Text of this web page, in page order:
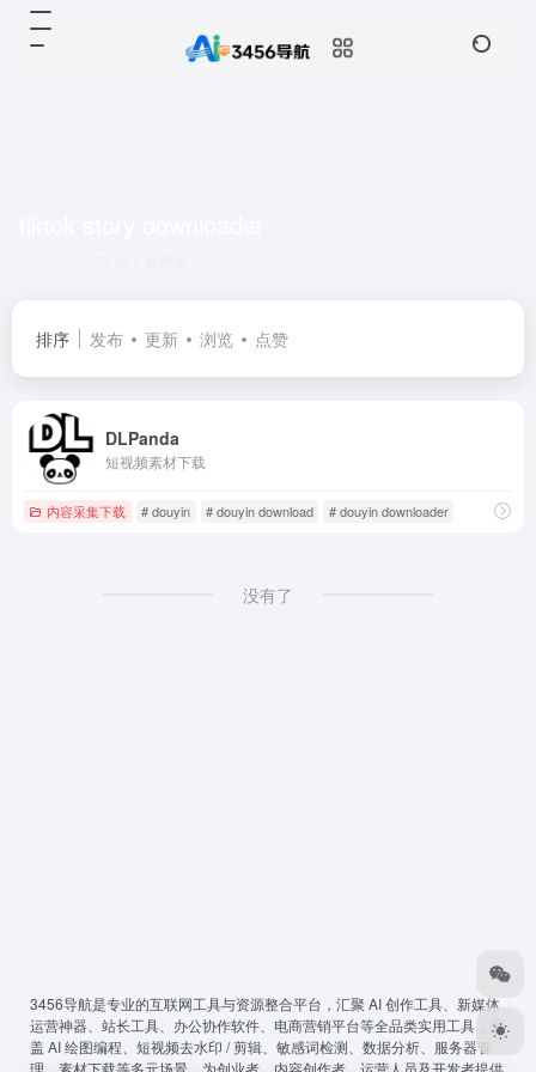
排序 发布 更新 浏览 点赞
DLPanda
短视频素材下载
内容采集下载 # douyin # douyin download # douyin downloader
没有了
3456导航是专业的互联网工具与资源整合平台，汇聚 AI 创作工具、新媒体
运营神器、站长工具、办公协作软件、电商营销平台等全品类实用工具，覆
盖 AI 绘图编程、短视频去水印 / 剪辑、敏感词检测、数据分析、服务器管
理、素材下载等多元场景，为创业者、内容创作者、运营人员及开发者提供